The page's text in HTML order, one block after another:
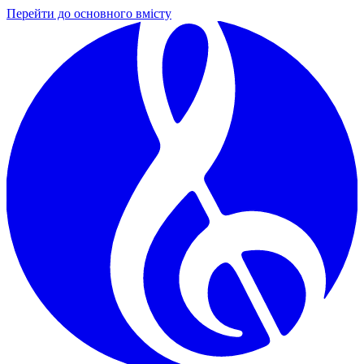
Перейти до основного вмісту